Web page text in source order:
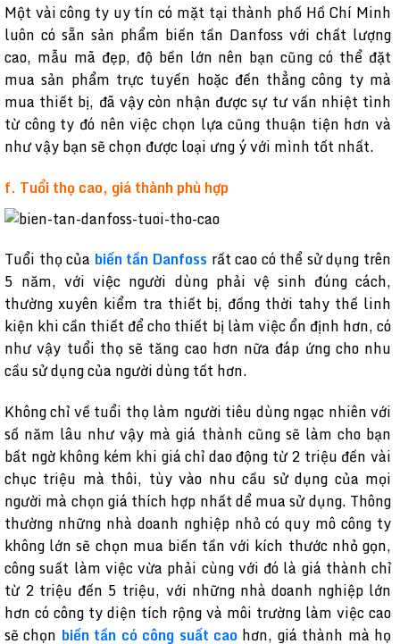
Một vài công ty uy tín có mặt tại thành phố Hồ Chí Minh
luôn có sẵn sản phẩm biến tần Danfoss với chất lượng
cao, mẫu mã đẹp, độ bền lớn nên bạn cũng có thể đặt
mua sản phẩm trực tuyến hoặc đến thẳng công ty mà
mua thiết bị, đã vậy còn nhận được sự tư vấn nhiệt tình
từ công ty đó nên việc chọn lựa cũng thuận tiện hơn và
như vậy bạn sẽ chọn được loại ưng ý với mình tốt nhất.
f. Tuổi thọ cao, giá thành phù hợp
Tuổi thọ của biến tần Danfoss rất cao có thể sử dụng trên
5 năm, với việc người dùng phải vệ sinh đúng cách,
thường xuyên kiểm tra thiết bị, đồng thời tahy thế linh
kiện khi cần thiết để cho thiết bị làm việc ổn định hơn, có
như vậy tuổi thọ sẽ tăng cao hơn nữa đáp ứng cho nhu
cầu sử dụng của người dùng tốt hơn.
Không chỉ về tuổi thọ làm người tiêu dùng ngạc nhiên với
số năm lâu như vậy mà giá thành cũng sẽ làm cho bạn
bất ngờ không kém khi giá chỉ dao động từ 2 triệu đến vài
chục triệu mà thôi, tùy vào nhu cầu sử dụng của mọi
người mà chọn giá thích hợp nhất dể mua sử dụng. Thông
thường những nhà doanh nghiệp nhỏ có quy mô công ty
không lớn sẽ chọn mua biến tần với kích thước nhỏ gọn,
công suất làm việc vừa phải cùng với đó là giá thành chỉ
từ 2 triệu đến 5 triệu, với những nhà doanh nghiệp lớn
hơn có công ty diện tích rộng và môi trường làm việc cao
sẽ chọn biến tần có công suất caohơn, giá thành mà họ